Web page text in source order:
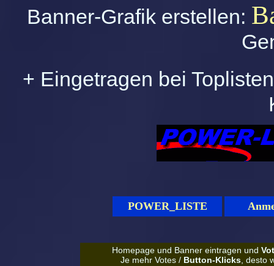
Banner-Grafik erstellen:
+ Eingetragen bei
POWER_LISTE
Homepage und Banner eintragen und
Je mehr Votes / Button-Klicks , desto